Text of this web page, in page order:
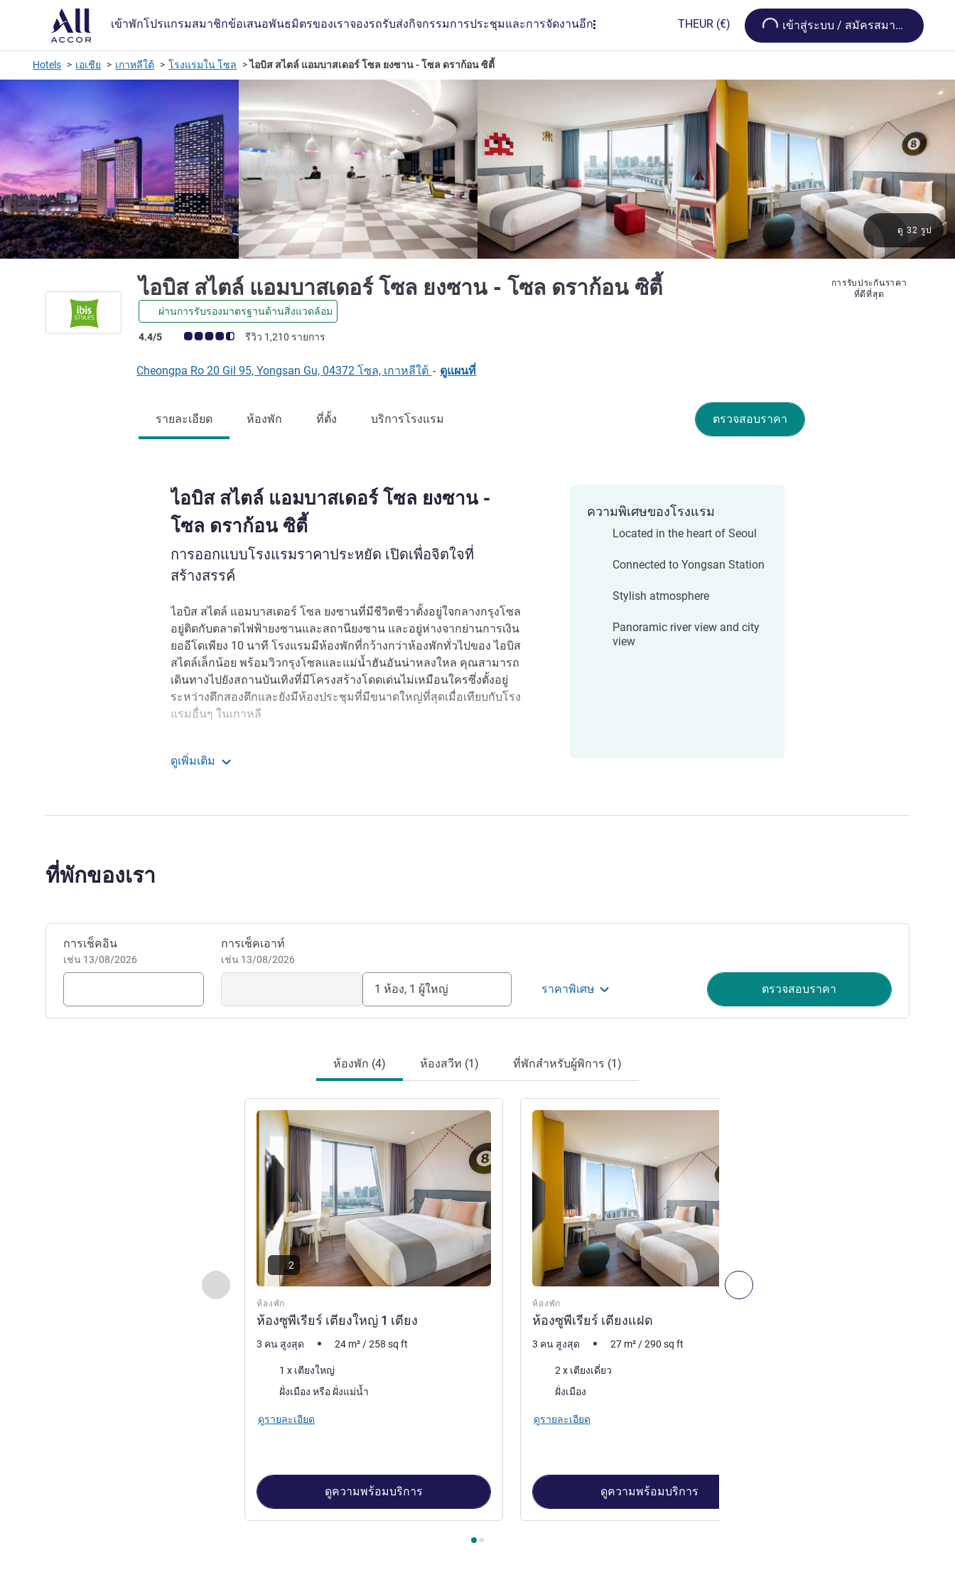
เข้าพักโปรแกรมสมาชิกข้อเสนอพันธมิตรของเราจองรถรับส่งกิจกรรมการประชุมและการจัดงานอีก THEUR (€) Loading...
เข้าสู่ระบบ / สมัครสมาชิก
Hotels เอเชีย เกาหลีใต้ โรงแรมใน โซล ไอบิส สไตล์ แอมบาสเดอร์ โซล ยงซาน - โซล ดราก้อน ซิตี้
ไอบิส สไตล์ แอมบาสเดอร์ โซล ยงซาน - โซล ดราก้อน ซิตี้
ผ่านการรับรองมาตรฐานด้านสิ่งแวดล้อม
คะแนนความคิดเห็นจากแขก (เรทติ้งบน ALL)
4.4/5 รีวิว 1,210 รายการ
การรับประกันราคา
ที่ดีที่สุด
ดู 32 รูป
Cheongpa Ro 20 Gil 95, Yongsan Gu, 04372 โซล, เกาหลีใต้ - ดูแผนที่
ตรวจสอบราคา
รายละเอียด ห้องพัก ที่ตั้ง บริการโรงแรม
ไอบิส สไตล์ แอมบาสเดอร์ โซล ยงซาน -
โซล ดราก้อน ซิตี้
การออกแบบโรงแรมราคาประหยัด เปิดเพื่อจิตใจที่
สร้างสรรค์
ไอบิส สไตล์ แอมบาสเดอร์ โซล ยงซานที่มีชีวิตชีวาตั้งอยู่ใจกลางกรุงโซล
อยู่ติดกับตลาดไฟฟ้ายงซานและสถานียงซาน และอยู่ห่างจากย่านการเงิน
ยออีโดเพียง 10 นาที โรงแรมมีห้องพักที่กว้างกว่าห้องพักทั่วไปของ ไอบิส
สไตล์เล็กน้อย พร้อมวิวกรุงโซลและแม่น้ำฮันอันน่าหลงใหล คุณสามารถ
เดินทางไปยังสถานบันเทิงที่มีโครงสร้างโดดเด่นไม่เหมือนใครซึ่งตั้งอยู่
ระหว่างตึกสองตึกและยังมีห้องประชุมที่มีขนาดใหญ่ที่สุดเมื่อเทียบกับโรง
แรมอื่นๆ ในเกาหลี
next to Yongsan Electronics Market and Yongsan Station. The Yeouido
Seoul Dragon City is Asia's first-ever lifestyle hotel-plex, where
everything from luxury to economy can be enjoyed in one place, with
1700 guest rooms, a variety of restaurants and bars, convention
Yongkwan JEONG ฝ่ายบริหารโรงแรม
ดูเพิ่มเติม
ความพิเศษของโรงแรม
Located in the heart of Seoul
Connected to Yongsan Station
Stylish atmosphere
Panoramic river view and city
view
ที่พักของเรา
จองโรงแรมนี้
การเช็คอิน
เช่น 13/08/2026
การเช็คเอาท์
เช่น 13/08/2026
1 ห้อง, 1 ผู้ใหญ่ ราคาพิเศษ ตรวจสอบราคา
ห้องพัก (4) ห้องสวีท (1) ที่พักสำหรับผู้พิการ (1)
ก่อนหน้า - ห้องพัก ถัดไป - ห้องพัก
ห้องพัก
ห้องซูพีเรียร์ เตียงใหญ่ 1 เตียง
ดูรายละเอียด
2
3 คน สูงสุด 24 m² /258 sq ft
เครื่องนอน
1 x เตียงใหญ่
ฝั่งเมือง หรือ ฝั่งแม่น้ำ
ดูรายละเอียด
ดูความพร้อมบริการ
ห้องพัก
ห้องซูพีเรียร์ เตียงแฝด
ดูรายละเอียด
3 คน สูงสุด 27 m² /290 sq ft
เครื่องนอน
2 x เตียงเดี่ยว
ฝั่งเมือง
ดูรายละเอียด
ดูความพร้อมบริการ